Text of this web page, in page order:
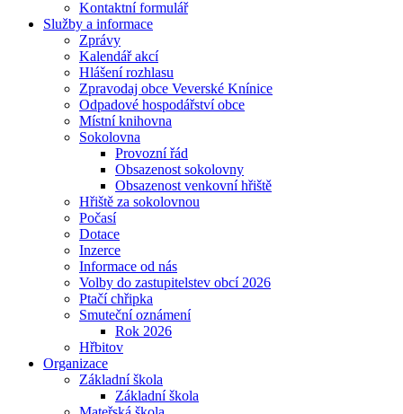
Kontaktní formulář
Služby a informace
Zprávy
Kalendář akcí
Hlášení rozhlasu
Zpravodaj obce Veverské Knínice
Odpadové hospodářství obce
Místní knihovna
Sokolovna
Provozní řád
Obsazenost sokolovny
Obsazenost venkovní hřiště
Hřiště za sokolovnou
Počasí
Dotace
Inzerce
Informace od nás
Volby do zastupitelstev obcí 2026
Ptačí chřipka
Smuteční oznámení
Rok 2026
Hřbitov
Organizace
Základní škola
Základní škola